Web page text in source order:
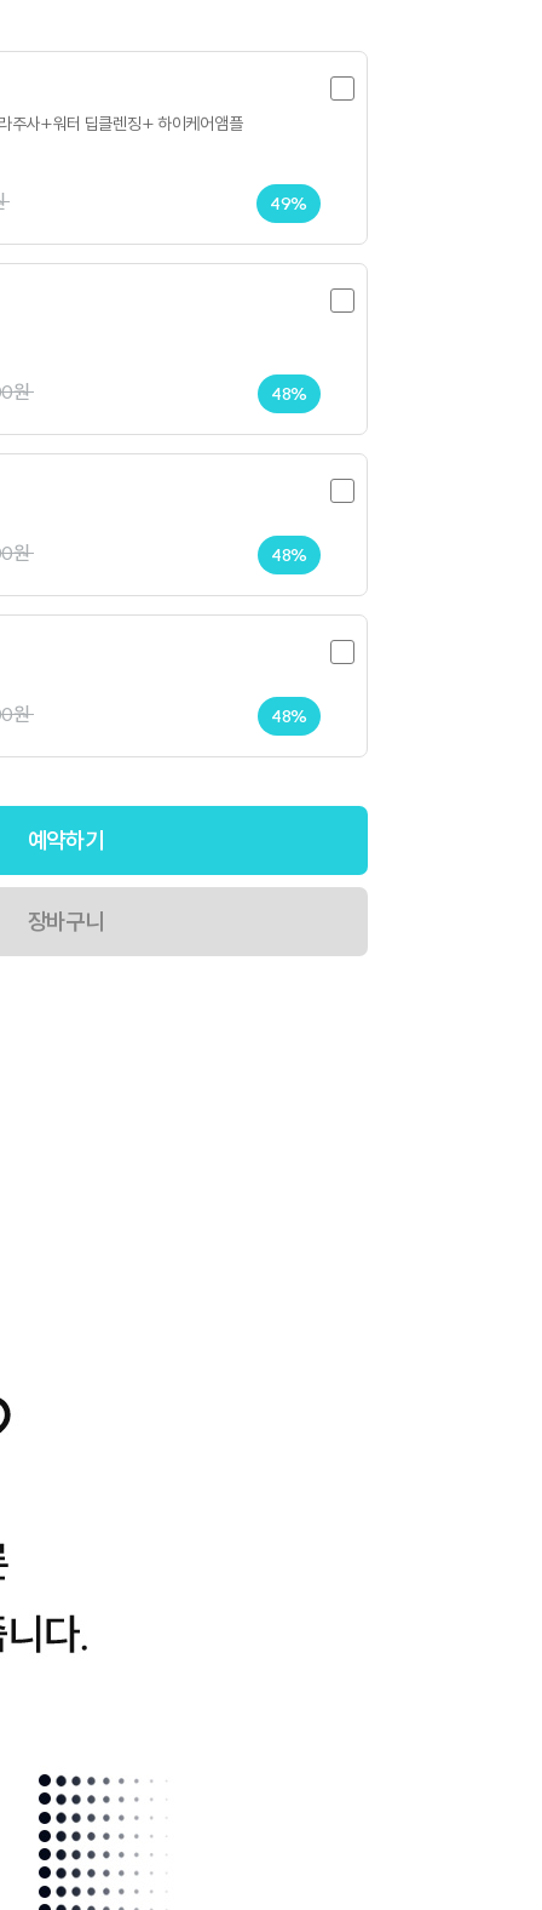
사+워터 딥클렌징+ 하이케어앰플
49%
원 48%
원 48%
원 48%
예약하기
장바구니